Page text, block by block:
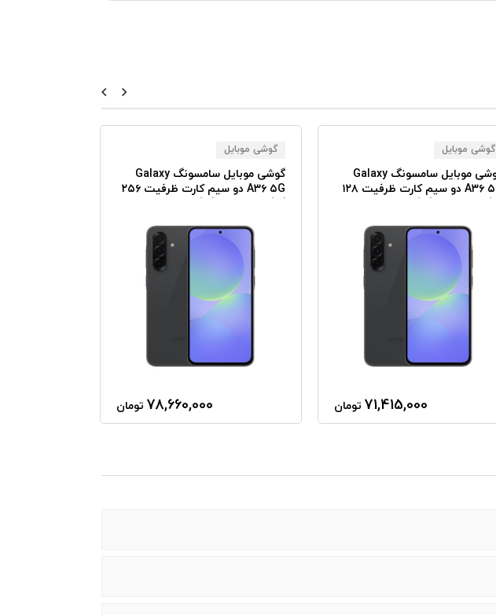
گوشی موبایل
گوشی موبایل سامسونگ Galaxy
A۳۶ ۵G دو سیم کارت ظرفیت ۱۲۸
71,415,000 تومان
گوشی موبایل
گوشی موبایل سامسونگ Galaxy
A۳۶ ۵G دو سیم کارت ظرفیت ۲۵۶
78,660,000 تومان